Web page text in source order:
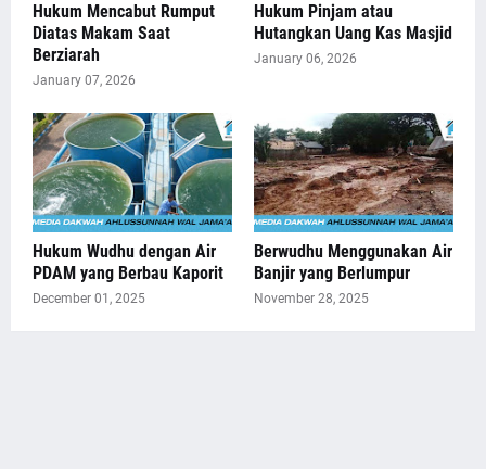
Hukum Mencabut Rumput
Diatas Makam Saat
Berziarah
January 07, 2026
Hukum Pinjam atau
Hutangkan Uang Kas Masjid
January 06, 2026
Hukum Wudhu dengan Air
PDAM yang Berbau Kaporit
December 01, 2025
Berwudhu Menggunakan Air
Banjir yang Berlumpur
November 28, 2025